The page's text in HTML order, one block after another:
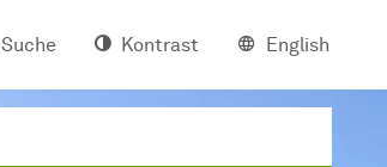
Suche Kontrast English